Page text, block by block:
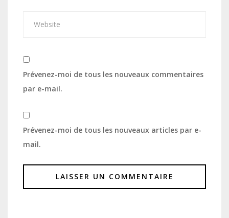
Prévenez-moi de tous les nouveaux commentaires
par e-mail.
Prévenez-moi de tous les nouveaux articles par e-
mail.